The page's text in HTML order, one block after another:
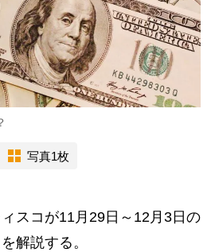
写真1枚
スコが11月29日～12月3日の
解説する。